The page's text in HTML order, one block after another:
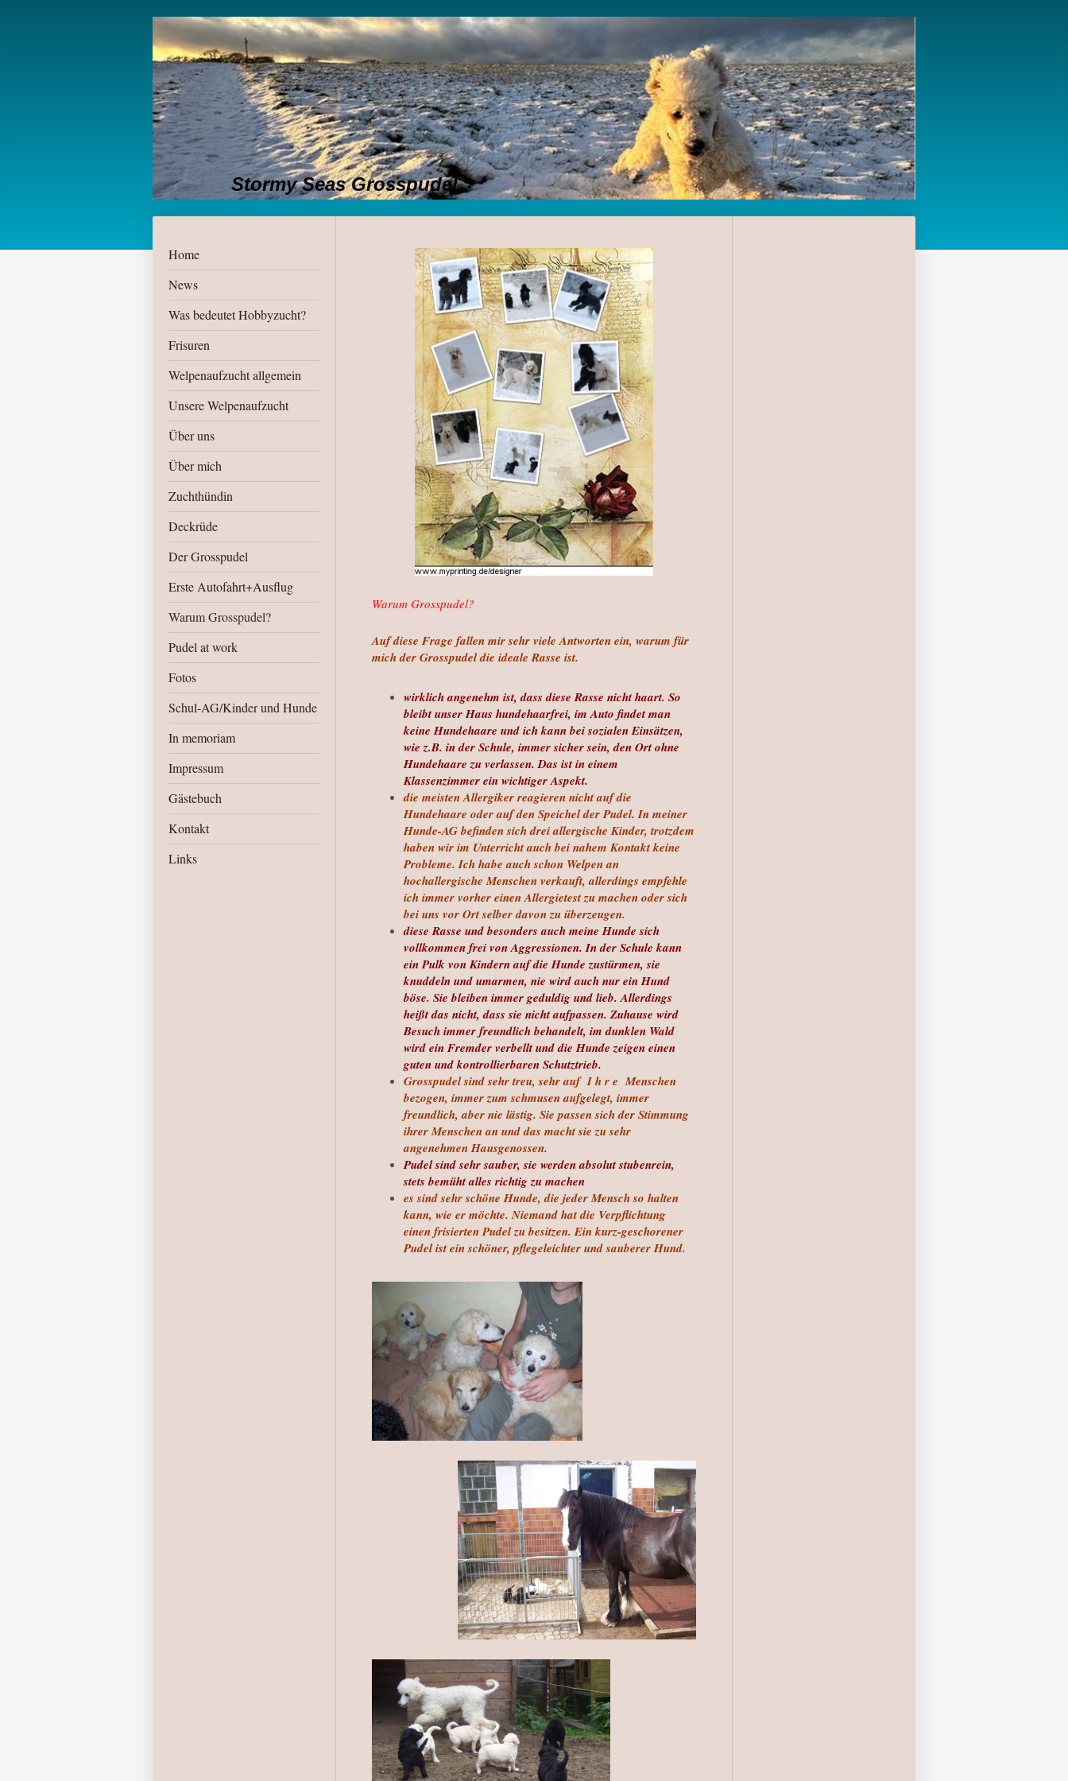
Stormy Seas Grosspudel
Home
News
Was bedeutet Hobbyzucht?
Frisuren
Welpenaufzucht allgemein
Unsere Welpenaufzucht
Über uns
Über mich
Zuchthündin
Deckrüde
Der Grosspudel
Erste Autofahrt+Ausflug
Warum Grosspudel?
Pudel at work
Fotos
Schul-AG/Kinder und Hunde
In memoriam
Impressum
Gästebuch
Kontakt
Links
Warum Grosspudel?
Auf diese Frage fallen mir sehr viele Antworten ein, warum für
mich der Grosspudel die ideale Rasse ist.
wirklich angenehm ist, dass diese Rasse nicht haart. So
bleibt unser Haus hundehaarfrei, im Auto findet man
keine Hundehaare und ich kann bei sozialen Einsätzen,
wie z.B. in der Schule, immer sicher sein, den Ort ohne
Hundehaare zu verlassen. Das ist in einem
Klassenzimmer ein wichtiger Aspekt.
die meisten Allergiker reagieren nicht auf die
Hundehaare oder auf den Speichel der Pudel. In meiner
Hunde-AG befinden sich drei allergische Kinder, trotzdem
haben wir im Unterricht auch bei nahem Kontakt keine
Probleme. Ich habe auch schon Welpen an
hochallergische Menschen verkauft, allerdings empfehle
ich immer vorher einen Allergietest zu machen oder sich
bei uns vor Ort selber davon zu überzeugen.
diese Rasse und besonders auch meine Hunde sich
vollkommen frei von Aggressionen. In der Schule kann
ein Pulk von Kindern auf die Hunde zustürmen, sie
knuddeln und umarmen, nie wird auch nur ein Hund
böse. Sie bleiben immer geduldig und lieb. Allerdings
heißt das nicht, dass sie nicht aufpassen. Zuhause wird
Besuch immer freundlich behandelt, im dunklen Wald
wird ein Fremder verbellt und die Hunde zeigen einen
guten und kontrollierbaren Schutztrieb.
Grosspudel sind sehr treu, sehr auf I h r e Menschen
bezogen, immer zum schmusen aufgelegt, immer
freundlich, aber nie lästig. Sie passen sich der Stimmung
ihrer Menschen an und das macht sie zu sehr
angenehmen Hausgenossen.
Pudel sind sehr sauber, sie werden absolut stubenrein,
stets bemüht alles richtig zu machen
es sind sehr schöne Hunde, die jeder Mensch so halten
kann, wie er möchte. Niemand hat die Verpflichtung
einen frisierten Pudel zu besitzen. Ein kurz-geschorener
Pudel ist ein schöner, pflegeleichter und sauberer Hund.